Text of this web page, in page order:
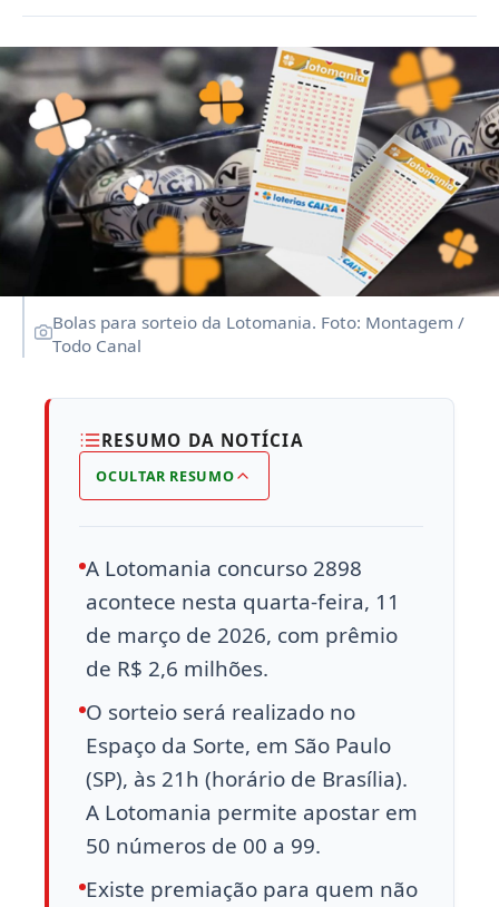
Bolas para sorteio da Lotomania. Foto: Montagem /
Todo Canal
RESUMO DA NOTÍCIA
OCULTAR RESUMO
A Lotomania concurso 2898
acontece nesta quarta-feira, 11
de março de 2026, com prêmio
de R$ 2,6 milhões.
O sorteio será realizado no
Espaço da Sorte, em São Paulo
(SP), às 21h (horário de Brasília).
A Lotomania permite apostar em
50 números de 00 a 99.
Existe premiação para quem não